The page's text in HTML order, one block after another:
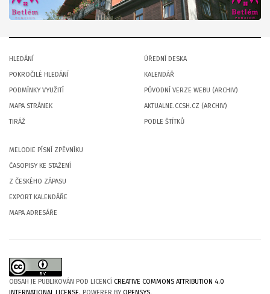
HLEDÁNÍ
POKROČILÉ HLEDÁNÍ
PODMÍNKY VYUŽITÍ
MAPA STRÁNEK
TIRÁŽ
ÚŘEDNÍ DESKA
KALENDÁŘ
PŮVODNÍ VERZE WEBU (ARCHIV)
AKTUALNE.CCSH.CZ (ARCHIV)
PODLE ŠTÍTKŮ
MELODIE PÍSNÍ ZPĚVNÍKU
ČASOPISY KE STAŽENÍ
Z ČESKÉHO ZÁPASU
EXPORT KALENDÁŘE
MAPA ADRESÁŘE
OBSAH JE PUBLIKOVÁN POD LICENCÍ CREATIVE COMMONS ATTRIBUTION 4.0